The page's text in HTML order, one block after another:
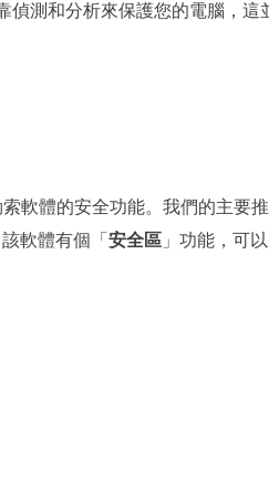
偵測和分析來保護您的電腦，這
軟體的安全功能。我們的主要
該軟體有個「 安全區 」功能，可